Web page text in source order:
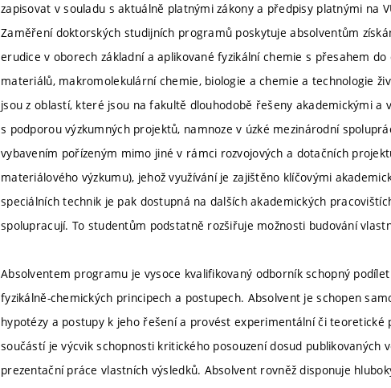
zapisovat v souladu s aktuálně platnými zákony a předpisy platnými na
Zaměření doktorských studijních programů poskytuje absolventům
erudice v oborech základní a aplikované fyzikální chemie s přesahem
materiálů, makromolekulární chemie, biologie a chemie a technologie
jsou z oblastí, které jsou na fakultě dlouhodobě řešeny akademickými a
s podporou výzkumných projektů, namnoze v úzké mezinárodní
vybavením pořízeným mimo jiné v rámci rozvojových a dotačních
materiálového výzkumu), jehož využívání je zajištěno klíčovými
speciálních technik je pak dostupná na dalších akademických
spolupracují. To studentům podstatně rozšiřuje možnosti budování
Absolventem programu je vysoce kvalifikovaný odborník schopný
fyzikálně-chemických principech a postupech. Absolvent je schopen
hypotézy a postupy k jeho řešení a provést experimentální či
součástí je výcvik schopnosti kritického posouzení dosud
prezentační práce vlastních výsledků. Absolvent rovněž disponuje